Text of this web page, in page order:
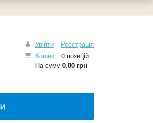
Увійти
Реєстрація
Кошик
0 позицій
На суму 0.00 грн